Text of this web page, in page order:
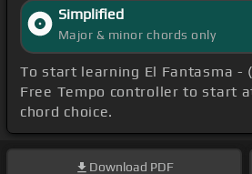
Simplified
Major & minor chords only
To start learning El Fantasma -
Free Tempo controller to start
chord choice.
Download PDF